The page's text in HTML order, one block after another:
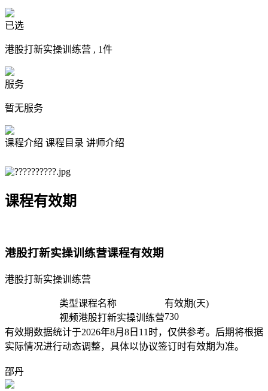
已选
港股打新实操训练营 , 1件
服务
暂无服务
课程介绍 课程目录 讲师介绍
课程有效期
港股打新实操训练营课程有效期
港股打新实操训练营
类型课程名称
有效期(天)
视频港股打新实操训练营730
有效期数据统计于2026年8月8日11时，仅供参考。后期将根据
实际情况进行动态调整，具体以协议签订时有效期为准。
邵丹